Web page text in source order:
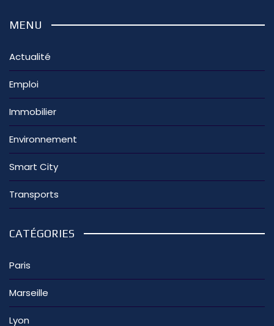
MENU
Actualité
Emploi
Immobilier
Environnement
Smart City
Transports
CATÉGORIES
Paris
Marseille
Lyon